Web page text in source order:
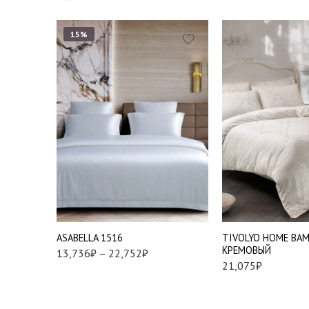
15%
АSABELLA 1516
13,736₽ – 22,752₽
1,5
TIVOLYO HOME
КРЕМОВЫЙ
21,075₽
Евро стандарт